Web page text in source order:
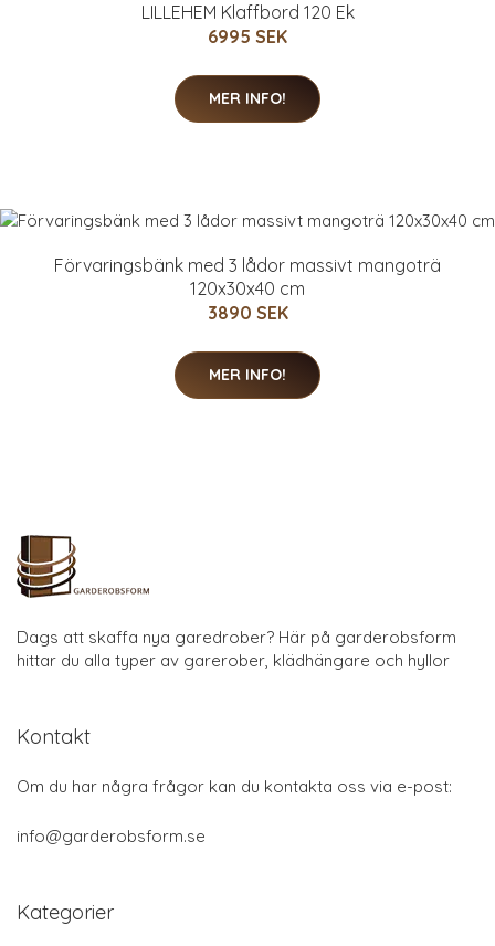
LILLEHEM Klaffbord 120 Ek
6995 SEK
MER INFO!
Förvaringsbänk med 3 lådor massivt mangoträ
120x30x40 cm
3890 SEK
MER INFO!
Dags att skaffa nya garedrober? Här på garderobsform
hittar du alla typer av garerober, klädhängare och hyllor
Kontakt
Om du har några frågor kan du kontakta oss via e-post:
info@garderobsform.se
Kategorier